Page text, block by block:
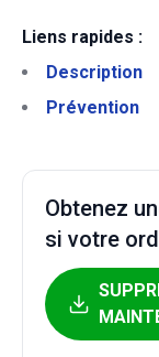
Liens rapides :
Description
Prévention
Obtenez
si votre